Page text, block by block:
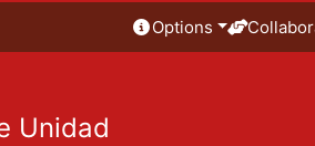
Options
Unidad